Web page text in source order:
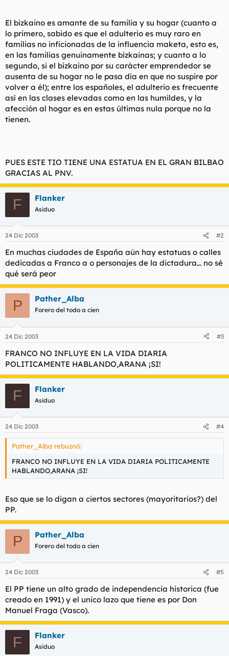
El bizkaino es amante de su familia y su hogar (cuanto a
lo primero, sabido es que el adulterio es muy raro en
familias no inficionadas de la influencia maketa, esto es,
en las familias genuinamente bizkainas; y cuanto a lo
segundo, si el bizkaino por su carácter emprendedor se
ausenta de su hogar no le pasa día en que no suspire por
volver a él); entre los españoles, el adulterio es frecuente
así en las clases elevadas como en las humildes, y la
afección al hogar es en estas últimas nula porque no la
tienen.
PUES ESTE TIO TIENE UNA ESTATUA EN EL GRAN BILBAO
GRACIAS AL PNV.
F Flanker
Asiduo
24 Dic 2003 #2
En muchas ciudades de España aún hay estatuas o calles
dedicadas a Franco a o personajes de la dictadura... no sé
qué será peor
P Pather_Alba
Forero del todo a cien
24 Dic 2003 #3
FRANCO NO INFLUYE EN LA VIDA DIARIA
POLITICAMENTE HABLANDO,ARANA ¡SI!
F Flanker
Asiduo
24 Dic 2003 #4
Pather_Alba rebuznó:
FRANCO NO INFLUYE EN LA VIDA DIARIA POLITICAMENTE
HABLANDO,ARANA ¡SI!
Eso que se lo digan a ciertos sectores (mayoritarios?) del
PP.
P Pather_Alba
Forero del todo a cien
24 Dic 2003 #5
El PP tiene un alto grado de independencia historica (fue
creado en 1991) y el unico lazo que tiene es por Don
Manuel Fraga (Vasco).
F Flanker
Asiduo